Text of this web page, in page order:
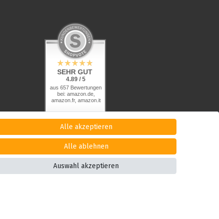
SEHR GUT
4.89 / 5
aus 657 Bewertungen
bei: amazon.de,
amazon.fr, amazon.it
Alle akzeptieren
Alle ablehnen
Auswahl akzeptieren